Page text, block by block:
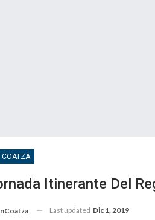
COATZA
Itinerante Del
Last updated Dic 1, 2019